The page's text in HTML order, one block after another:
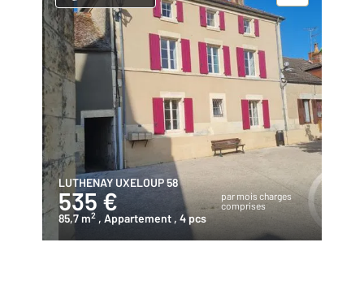
LUTHENAY UXELOUP 58
535 €
par mois charges
comprises
85,7 m2 , Appartement , 4 pcs